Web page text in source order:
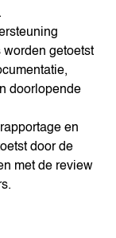
getoetst
doorlopende
en
door de
met de review